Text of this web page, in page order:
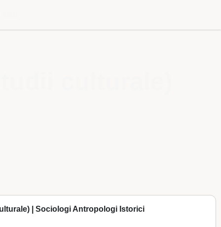
| Sociologi Antropologi Istorici